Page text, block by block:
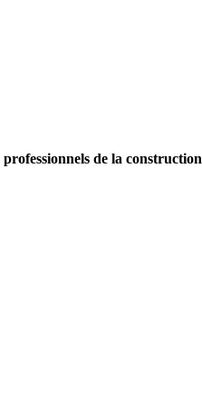
professionnels de la construction